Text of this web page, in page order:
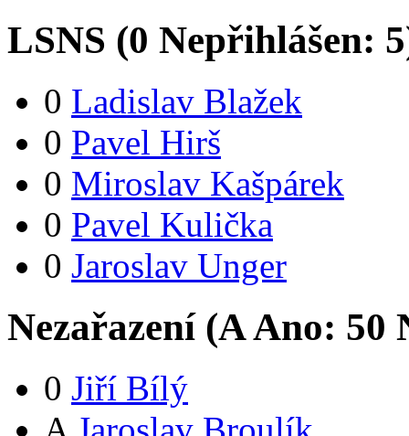
LSNS (0 Nepřihlášen: 5
0 Ladislav Blažek
0 Pavel Hirš
0 Miroslav Kašpárek
0 Pavel Kulička
0 Jaroslav Unger
Nezařazení (AAno: 50
0 Jiří Bílý